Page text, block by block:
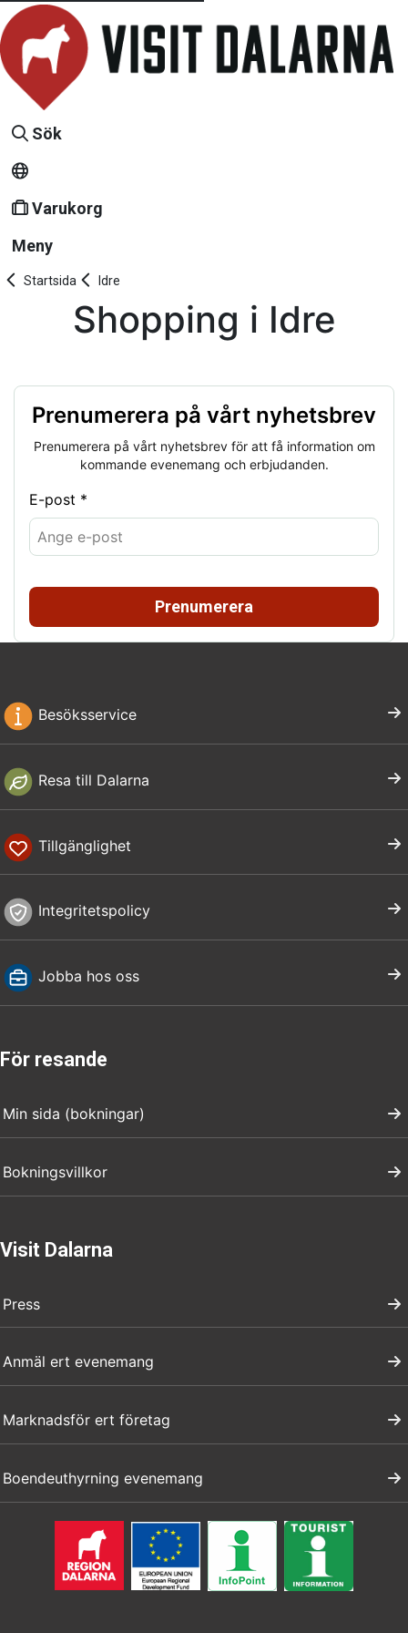
Sök
Varukorg
Meny
Startsida Idre
Shopping i Idre
Prenumerera på vårt nyhetsbrev
Prenumerera på vårt nyhetsbrev för att få information om
kommande evenemang och erbjudanden.
E-post *
Prenumerera
Besöksservice
Resa till Dalarna
Tillgänglighet
Integritetspolicy
Jobba hos oss
För resande
Min sida (bokningar)
Bokningsvillkor
Visit Dalarna
Press
Anmäl ert evenemang
Marknadsför ert företag
Boendeuthyrning evenemang